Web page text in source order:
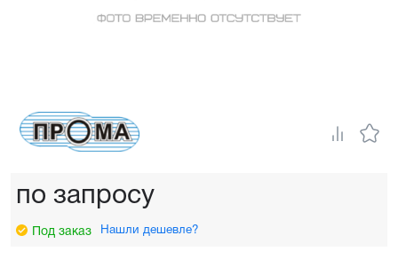
по запросу
Под заказ Нашли дешевле?